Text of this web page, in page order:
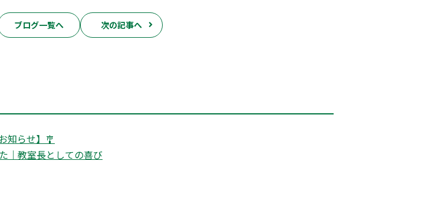
ブログ一覧へ 次の記事へ
知らせ】🎐
｜教室長としての喜び